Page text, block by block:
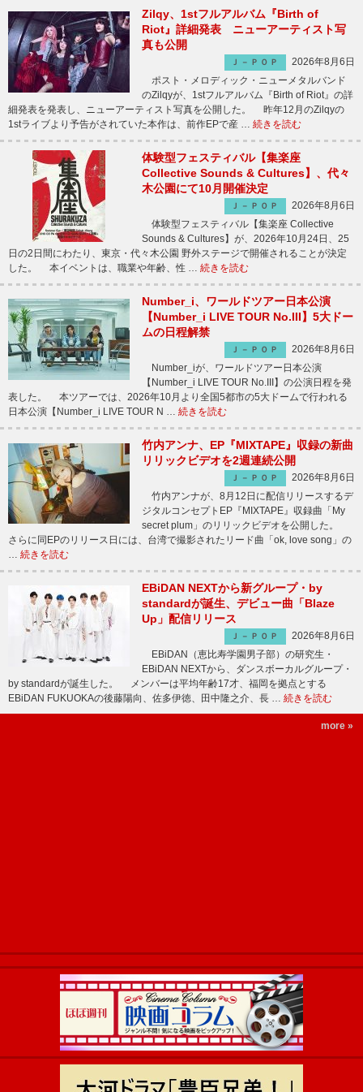
Zilqy、1stフルアルバム『Birth of
Riot』詳細発表 ニューアーティスト写
真も公開
Ｊ－ＰＯＰ
2026年8月6日
ポスト・メロディック・ニューメタルバンド
のZilqyが、1stフルアルバム『Birth of Riot』の詳
細発表を発表し、ニューアーティスト写真を公開した。 昨年12月のZilqyの
1stライブより予告がされていた本作は、前作EPで産 … 続きを読む
体験型フェスティバル【集楽座
Collective Sounds & Cultures】、代々
木公園にて10月開催決定
Ｊ－ＰＯＰ
2026年8月6日
体験型フェスティバル【集楽座 Collective
Sounds & Cultures】が、2026年10月24日、25
日の2日間にわたり、東京・代々木公園 野外ステージで開催されることが決定
した。 本イベントは、職業や年齢、性 … 続きを読む
Number_i、ワールドツアー日本公演
【Number_i LIVE TOUR No.III】5大ドー
ムの日程解禁
Ｊ－ＰＯＰ
2026年8月6日
Number_iが、ワールドツアー日本公演
【Number_i LIVE TOUR No.III】の公演日程を発
表した。 本ツアーでは、2026年10月より全国5都市の5大ドームで行われる
日本公演【Number_i LIVE TOUR N … 続きを読む
竹内アンナ、EP『MIXTAPE』収録の新曲
リリックビデオを2週連続公開
Ｊ－ＰＯＰ
2026年8月6日
竹内アンナが、8月12日に配信リリースするデ
ジタルコンセプトEP『MIXTAPE』収録曲「My
secret plum」のリリックビデオを公開した。
さらに同EPのリリース日には、台湾で撮影されたリード曲「ok, love song」の
… 続きを読む
EBiDAN NEXTから新グループ・by
standardが誕生、デビュー曲「Blaze
Up」配信リリース
Ｊ－ＰＯＰ
2026年8月6日
EBiDAN（恵比寿学園男子部）の研究生・
EBiDAN NEXTから、ダンスボーカルグループ・
by standardが誕生した。 メンバーは平均年齢17才、福岡を拠点とする
EBiDAN FUKUOKAの後藤陽向、佐多伊徳、田中隆之介、長 … 続きを読む
more »